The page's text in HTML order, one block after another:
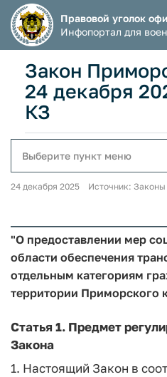
Правовой уголок
Инфопортал для
Закон
24 декабря
КЗ
Выберите пункт меню
24 декабря 2025 Источник: Законы
"О предоставлении мер
области обеспечения
отдельным категориям
территории Приморского
Статья 1. Предмет
Закона
1. Настоящий Закон в